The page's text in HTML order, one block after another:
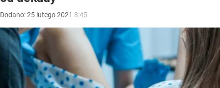
Dodano:25 lutego2021 8:45